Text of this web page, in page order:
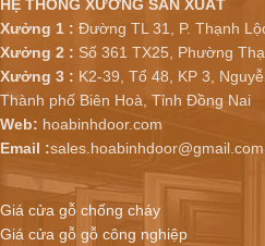
HỆ THỐNG XƯỞNG SẢN XUẤT
Xưởng 1 : Đường TL 31, P. Thạnh
Xưởng 2 : Số 361 TX25, Phường
Xưởng 3 : K2-39, Tổ 48, KP 3,
Thành phố Biên Hoà, Tỉnh Đồng Nai
Web: hoabinhdoor.com
Email :sales.hoabinhdoor@gmail.com
Giá cửa gỗ chống cháy
Giá cửa gỗ gỗ công nghiệp